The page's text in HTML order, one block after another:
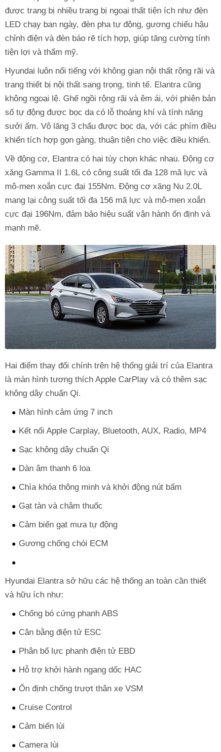
được trang bị nhiều trang bị ngoại thất tiện ích như đèn
LED chạy ban ngày, đèn pha tự động, gương chiếu hậu
chỉnh điện và đèn báo rẽ tích hợp, giúp tăng cường tính
tiện lợi và thẩm mỹ.
Hyundai luôn nổi tiếng với không gian nội thất rộng rãi và
trang thiết bị nội thất sang trọng, tinh tế. Elantra cũng
không ngoại lệ. Ghế ngồi rộng rãi và êm ái, với phiên bản
số tự động được bọc da có lỗ thoáng khí và tính năng
sưởi ấm. Vô lăng 3 chấu được bọc da, với các phím điều
khiển tích hợp gọn gàng, thuận tiện cho việc điều khiển.
Về động cơ, Elantra có hai tùy chọn khác nhau. Động cơ
xăng Gamma II 1.6L có công suất tối đa 128 mã lực và
mô-men xoắn cực đại 155Nm. Động cơ xăng Nu 2.0L
mang lại công suất tối đa 156 mã lực và mô-men xoắn
cực đại 196Nm, đảm bảo hiệu suất vận hành ổn định và
mạnh mẽ.
Hai điểm thay đổi chính trên hệ thống giải trí của Elantra
là màn hình tương thích Apple CarPlay và có thêm sạc
không dây chuẩn Qi.
Màn hình cảm ứng 7 inch
Kết nối Apple Carplay, Bluetooth, AUX, Radio, MP4
Sạc không dây chuẩn Qi
Dàn âm thanh 6 loa
Chìa khóa thông minh và khởi động nút bấm
Gạt tàn và châm thuốc
Cảm biến gạt mưa tự động
Gương chống chói ECM
Hyundai Elantra sở hữu các hệ thống an toàn cần thiết
và hữu ích như:
Chống bó cứng phanh ABS
Cân bằng điện tử ESC
Phân bổ lực phanh điện tử EBD
Hỗ trợ khởi hành ngang dốc HAC
Ổn định chống trượt thân xe VSM
Cruise Control
Cảm biến lùi
Camera lùi